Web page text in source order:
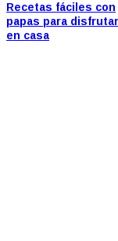
Recetas fáciles con
papas para disfrutar
en casa